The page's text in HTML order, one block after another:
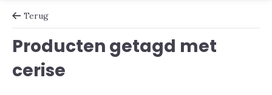
Terug
Producten getagd met
cerise